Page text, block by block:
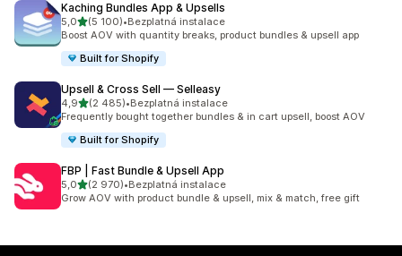
Kaching Bundles App & Upsells
5,0z 5 hvězd
(5 100)
Celkový počet recenzí: 5100
•Bezplatná instalace
Boost AOV with quantity breaks, product bundles & upsell app
Built for Shopify
Upsell & Cross Sell — Selleasy
4,9z 5 hvězd
(2 485)
Celkový počet recenzí: 2485
•Bezplatná instalace
Frequently bought together bundles & in cart upsell, boost AOV
Built for Shopify
FBP | Fast Bundle & Upsell App
5,0z 5 hvězd
(2 970)
Celkový počet recenzí: 2970
•Bezplatná instalace
Grow AOV with product bundle & upsell, mix & match, free gift